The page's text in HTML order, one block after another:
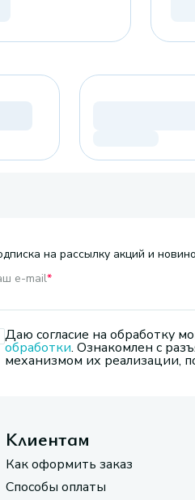
на рассылку акций и
e-mail*
Даю согласие на обработку
обработки. Ознакомлен с
механизмом их реализации,
Клиентам
Как оформить заказ
Способы оплаты